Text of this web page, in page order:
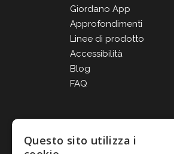
Giordano App
Approfondimenti
Linee di prodotto
Accessibilità
Blog
FAQ
Questo sito utilizza i